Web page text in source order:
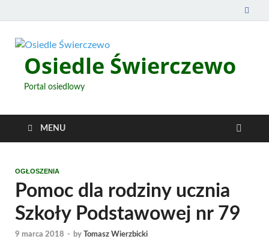
Osiedle Świerczewo
Portal osiedlowy
MENU
OGŁOSZENIA
Pomoc dla rodziny ucznia
Szkoły Podstawowej nr 79
9 marca 2018 - by Tomasz Wierzbicki